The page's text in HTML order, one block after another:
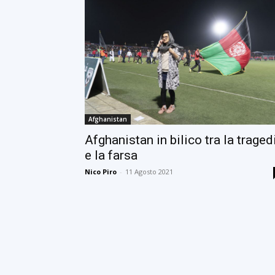
Afghanistan
Afghanistan in bilico tra la
e la farsa
Nico Piro - 11 Agosto 2021